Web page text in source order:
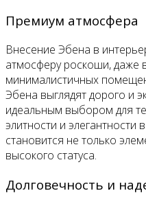
Премиум атмосфера
Внесение Эбена в
атмосферу роскоши, даже
минималистичных
Эбена выглядят дорого и
идеальным выбором для
элитности и
становится не только
высокого статуса.
Долговечность и